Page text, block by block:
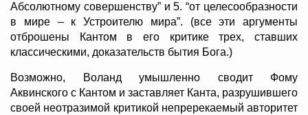
Абсолютному совершенству” и 5. “от целесообразности
в мире – к Устроителю мира”. (все эти аргументы
отброшены Кантом в его критике трех, ставших
классическими, доказательств бытия Бога.)
Возможно, Воланд умышленно сводит Фому
Аквинского с Кантом и заставляет Канта, разрушившего
своей неотразимой критикой непререкаемый авторитет